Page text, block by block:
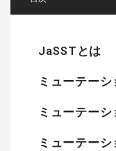
JaSSTとは
ミューテー
ミューテー
ミューテー